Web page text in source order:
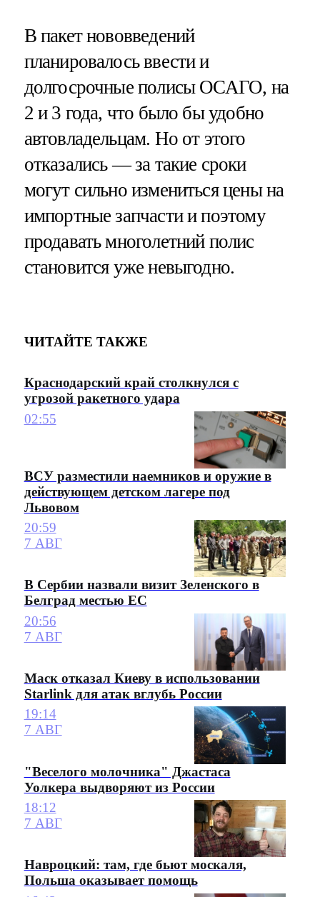
В пакет нововведений
планировалось ввести и
долгосрочные полисы ОСАГО, на
2 и 3 года, что было бы удобно
автовладельцам. Но от этого
отказались — за такие сроки
могут сильно измениться цены на
импортные запчасти и поэтому
продавать многолетний полис
становится уже невыгодно.
ЧИТАЙТЕ ТАКЖЕ
Краснодарский край столкнулся с
угрозой ракетного удара
02:55
ВСУ разместили наемников и оружие в
действующем детском лагере под
Львовом
20:59
7 АВГ
В Сербии назвали визит Зеленского в
Белград местью ЕС
20:56
7 АВГ
Маск отказал Киеву в использовании
Starlink для атак вглубь России
19:14
7 АВГ
"Веселого молочника" Джастаса
Уолкера выдворяют из России
18:12
7 АВГ
Навроцкий: там, где бьют москаля,
Польша оказывает помощь